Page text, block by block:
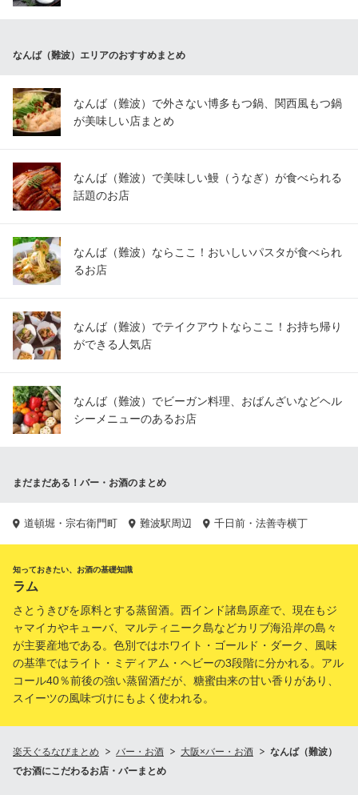
なんば（難波）エリアのおすすめまとめ
なんば（難波）で外さない博多もつ鍋、関西風もつ鍋
が美味しい店まとめ
なんば（難波）で美味しい鰻（うなぎ）が食べられる
話題のお店
なんば（難波）ならここ！おいしいパスタが食べられ
るお店
なんば（難波）でテイクアウトならここ！お持ち帰り
ができる人気店
なんば（難波）でビーガン料理、おばんざいなどヘル
シーメニューのあるお店
まだまだある！バー・お酒のまとめ
道頓堀・宗右衛門町 難波駅周辺 千日前・法善寺横丁
知っておきたい、お酒の基礎知識
ラム
さとうきびを原料とする蒸留酒。西インド諸島原産で、現在もジ
ャマイカやキューバ、マルティニーク島などカリブ海沿岸の島々
が主要産地である。色別ではホワイト・ゴールド・ダーク、風味
の基準ではライト・ミディアム・ヘビーの3段階に分かれる。アル
コール40％前後の強い蒸留酒だが、糖蜜由来の甘い香りがあり、
スイーツの風味づけにもよく使われる。
楽天ぐるなびまとめ バー・お酒 大阪×バー・お酒
なんば（難波）
でお酒にこだわるお店・バーまとめ